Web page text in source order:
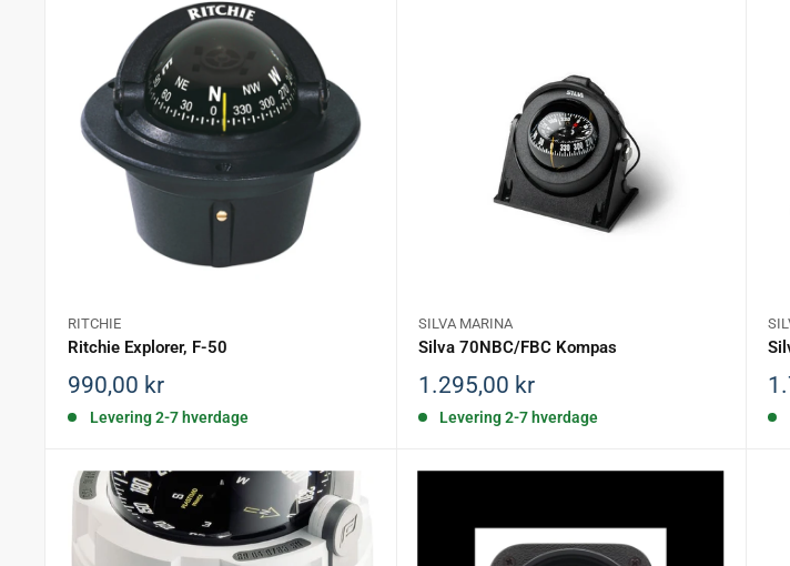
RITCHIE
Ritchie Explorer, F-50
Salgspris
990,00 kr
Levering 2-7 hverdage
SILVA MARINA
Silva 70NBC/FBC Kompas
Salgspris
1.295,00 kr
Levering 2-7 hverdage